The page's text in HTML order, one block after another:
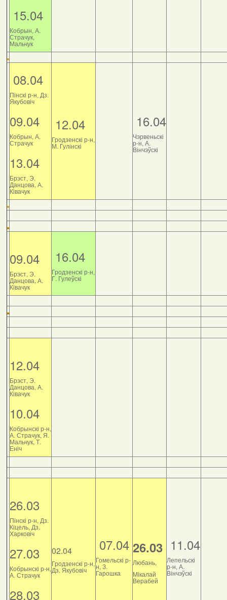
15.04
Кобрын, А.
Страчук,
Мальчук
08.04
Пінскі р-н, Дз.
Якубовіч
09.04
Кобрын, А.
Страчук
13.04
Брэст, Э.
Данцова, А.
Ківачук
12.04
Гродзенскі р-н,
М. Гулінскі
16.04
Чэрвеньскі
р-н, А.
Вінчэўскі
09.04
Брэст, Э.
Данцова, А.
Ківачук
16.04
Гродзенскі р-н,
Г. Гулеўскі
12.04
Брэст, Э.
Данцова, А.
Ківачук
10.04
Кобрынскі р-н,
А. Страчук, Я.
Мальчук, Т.
Еніч
26.03
Пінскі р-н, Дз.
Кіцель, Дз.
Харковіч
27.03
Кобрынскі р-н,
А. Страчук
28.03
02.04
Гродзенскі р-н,
Дз. Якубовіч
07.04
Гомельскі р-
н, З.
Гарошка
26.03
Любань,
Мікалай
Верабей
11.04
Лепельскі
р-н, А.
Вінчэўскі